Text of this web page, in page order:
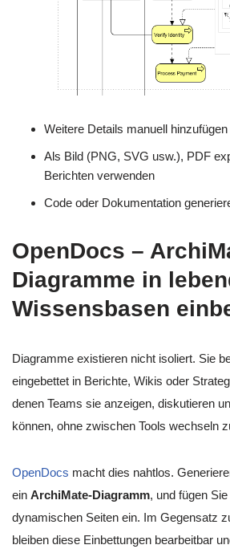
Weitere Details manuell hinzufügen
Als Bild (PNG, SVG usw.), PDF
Berichten verwenden
Code oder Dokumentation
OpenDocs –
Diagramme in
Wissensbasen
Diagramme existieren nicht isoliert. Sie
eingebettet in Berichte, Wikis oder
denen Teams sie anzeigen, diskutieren
können, ohne zwischen Tools wechseln
OpenDocs macht dies nahtlos.
ein ArchiMate-Diagramm, und fügen
dynamischen Seiten ein. Im Gegensatz
bleiben diese Einbettungen bearbeitbar